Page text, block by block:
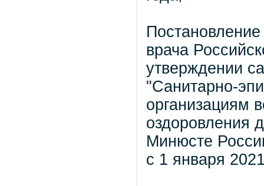
Постановление
врача
утверждении
"Санитарно-
организациям
оздоровления
Минюсте
с 1 января